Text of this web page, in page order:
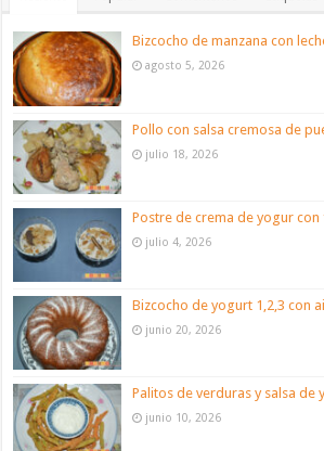
Bizcocho de manzana con
agosto 5, 2026
Pollo con salsa cremosa de
julio 18, 2026
Postre de crema de yogur con
julio 4, 2026
Bizcocho de yogurt 1,2,3 con
junio 20, 2026
Palitos de verduras y salsa de
junio 10, 2026